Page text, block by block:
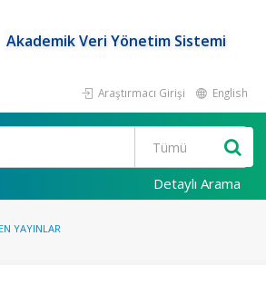
Akademik Veri Yönetim Sistemi
Araştırmacı Girişi English
Detaylı Arama
YAYINLAR